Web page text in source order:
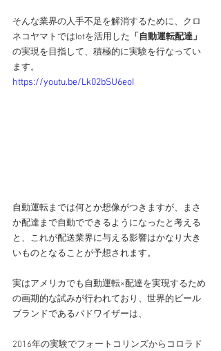
そんな業界の人手不足を解消するために、クロ
ネコヤマトではIotを活用した 「自動運転配達」
の実現を目指して、積極的に実験を行なってい
ます。
https://youtu.be/Lk02bSU6eoI
自動運転までは何とか想像がつきますが、まさ
か配達まで自動でできるようになったと考える
と、これが配送業界に与える影響はかなり大き
いものとなることが予想されます。
実はアメリカでも自動運転×配達を実現するため
の画期的な試みが行われており、世界的ビール
ブランドであるバドワイザーは、
2016年の実験でフォートコリンズからコロラド